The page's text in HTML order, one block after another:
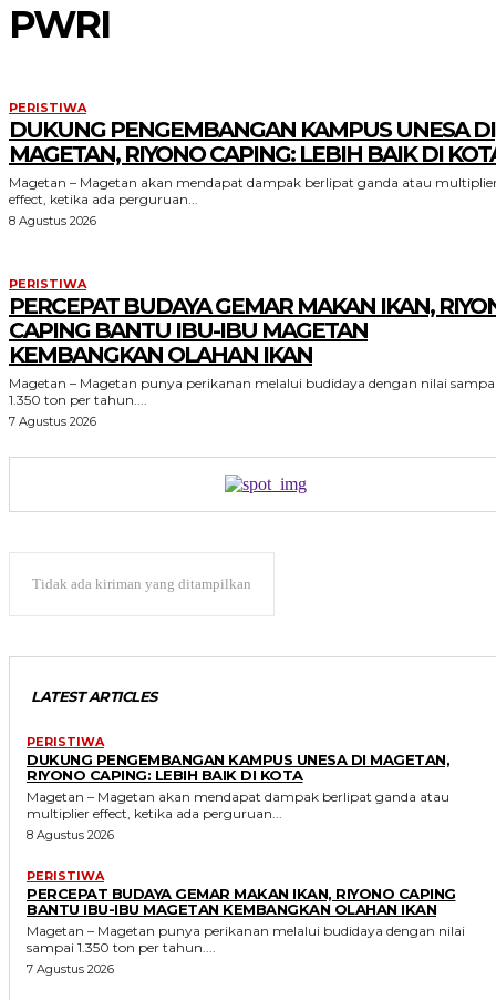
PWRI
PERISTIWA
DUKUNG PENGEMBANGAN KAMPUS UNESA DI
MAGETAN, RIYONO CAPING: LEBIH BAIK DI
Magetan – Magetan akan mendapat dampak berlipat ganda atau
effect, ketika ada perguruan...
8 Agustus 2026
PERISTIWA
PERCEPAT BUDAYA GEMAR MAKAN IKAN,
CAPING BANTU IBU-IBU MAGETAN
KEMBANGKAN OLAHAN IKAN
Magetan – Magetan punya perikanan melalui budidaya dengan nilai
1.350 ton per tahun....
7 Agustus 2026
Tidak ada kiriman yang ditampilkan
LATEST ARTICLES
PERISTIWA
DUKUNG PENGEMBANGAN KAMPUS UNESA DI MAGETAN,
RIYONO CAPING: LEBIH BAIK DI KOTA
Magetan – Magetan akan mendapat dampak berlipat ganda atau
multiplier effect, ketika ada perguruan...
8 Agustus 2026
PERISTIWA
PERCEPAT BUDAYA GEMAR MAKAN IKAN, RIYONO CAPING
BANTU IBU-IBU MAGETAN KEMBANGKAN OLAHAN IKAN
Magetan – Magetan punya perikanan melalui budidaya dengan nilai
sampai 1.350 ton per tahun....
7 Agustus 2026